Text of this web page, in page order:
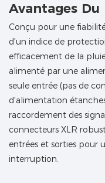
Avantages
Conçu pour une
d'un indice de
efficacement de la
alimenté par une
seule entrée (pas de
d'alimentation
raccordement des
connecteurs XLR
entrées et sorties pour
interruption.